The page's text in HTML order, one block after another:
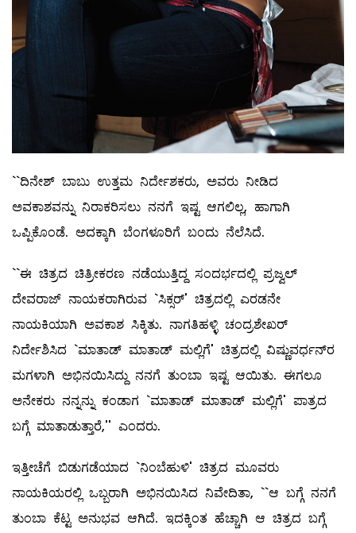
``ದಿನೇಶ್‌ ಬಾಬು ಉತ್ತಮ ನಿರ್ದೇಶಕರು, ಅವರು ನೀಡಿದ
ಅವಕಾಶವನ್ನು ನಿರಾಕರಿಸಲು ನನಗೆ ಇಷ್ಟ ಆಗಲಿಲ್ಲ, ಹಾಗಾಗಿ
ಒಪ್ಪಿಕೊಂಡೆ. ಅದಕ್ಕಾಗಿ ಬೆಂಗಳೂರಿಗೆ ಬಂದು ನೆಲೆಸಿದೆ.
``ಈ ಚಿತ್ರದ ಚಿತ್ರೀಕರಣ ನಡೆಯುತ್ತಿದ್ದ ಸಂದರ್ಭದಲ್ಲಿ ಪ್ರಜ್ವಲ್
ದೇವರಾಜ್‌ ನಾಯಕರಾಗಿರುವ `ಸಿಕ್ಸರ್‌' ಚಿತ್ರದಲ್ಲಿ ಎರಡನೇ
ನಾಯಕಿಯಾಗಿ ಅವಕಾಶ ಸಿಕ್ಕಿತು. ನಾಗತಿಹಳ್ಳಿ ಚಂದ್ರಶೇಖರ್‌
ನಿರ್ದೇಶಿಸಿದ `ಮಾತಾಡ್‌ ಮಾತಾಡ್‌ ಮಲ್ಲಿಗೆ' ಚಿತ್ರದಲ್ಲಿ ವಿಷ್ಣುವರ್ಧನ್‌ರ
ಮಗಳಾಗಿ ಅಭಿನಯಿಸಿದ್ದು ನನಗೆ ತುಂಬಾ ಇಷ್ಟ ಆಯಿತು. ಈಗಲೂ
ಅನೇಕರು ನನ್ನನ್ನು ಕಂಡಾಗ `ಮಾತಾಡ್ ಮಾತಾಡ್‌ ಮಲ್ಲಿಗೆ' ಪಾತ್ರದ
ಬಗ್ಗೆ ಮಾತಾಡುತ್ತಾರೆ,'' ಎಂದರು.
ಇತ್ತೀಚೆಗೆ ಬಿಡುಗಡೆಯಾದ `ನಿಂಬೆಹುಳಿ' ಚಿತ್ರದ ಮೂವರು
ನಾಯಕಿಯರಲ್ಲಿ ಒಬ್ಬರಾಗಿ ಅಭಿನಯಿಸಿದ ನಿವೇದಿತಾ, ``ಆ ಬಗ್ಗೆ ನನಗೆ
ತುಂಬಾ ಕೆಟ್ಟ ಅನುಭವ ಆಗಿದೆ. ಇದಕ್ಕಿಂತ ಹೆಚ್ಚಾಗಿ ಆ ಚಿತ್ರದ ಬಗ್ಗೆ